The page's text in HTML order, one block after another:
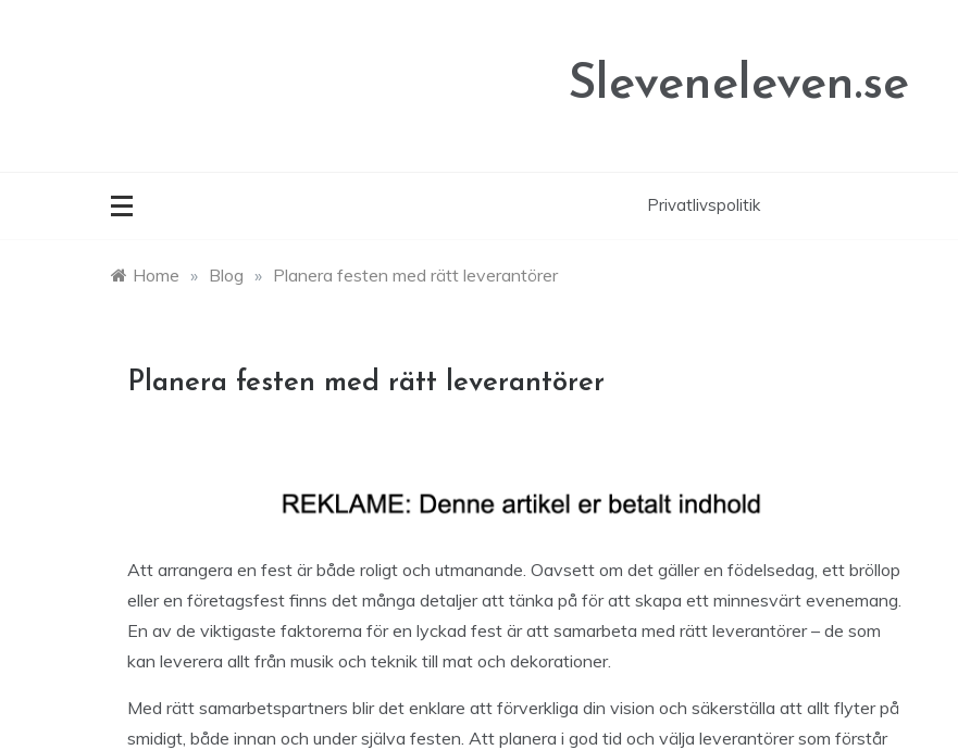
Sleveneleven.se
Privatlivspolitik
Home » Blog » Planera festen med rätt leverantörer
Planera festen med rätt leverantörer
Att arrangera en fest är både roligt och utmanande. Oavsett om det gäller en födelsedag, ett bröllop
eller en företagsfest finns det många detaljer att tänka på för att skapa ett minnesvärt evenemang.
En av de viktigaste faktorerna för en lyckad fest är att samarbeta med rätt leverantörer – de som
kan leverera allt från musik och teknik till mat och dekorationer.
Med rätt samarbetspartners blir det enklare att förverkliga din vision och säkerställa att allt flyter på
smidigt, både innan och under själva festen. Att planera i god tid och välja leverantörer som förstår